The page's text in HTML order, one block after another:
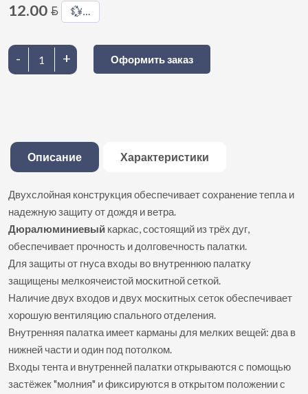
12.00 BYN 💱…
- + Оформить заказ
Описание Характеристики
Двухслойная конструкция обеспечивает сохранение тепла и
надежную защиту от дождя и ветра.
Дюралюминиевый каркас, состоящий из трёх дуг,
обеспечивает прочность и долговечность палатки.
Для защиты от гнуса входы во внутреннюю палатку
защищены мелкоячеистой москитной сеткой.
Наличие двух входов и двух москитных сеток обеспечивает
хорошую вентиляцию спального отделения.
Внутренняя палатка имеет карманы для мелких вещей: два в
нижней части и один под потолком.
Входы тента и внутренней палатки открываются с помощью
застёжек "молния" и фиксируются в открытом положении с